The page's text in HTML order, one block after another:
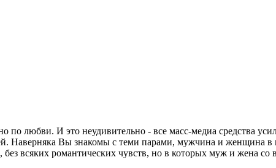
по любви. И это неудивительно - все масс-медиа средства
Наверняка Вы знакомы с теми парами, мужчина и женщина
всяких романтических чувств, но в которых муж и жена